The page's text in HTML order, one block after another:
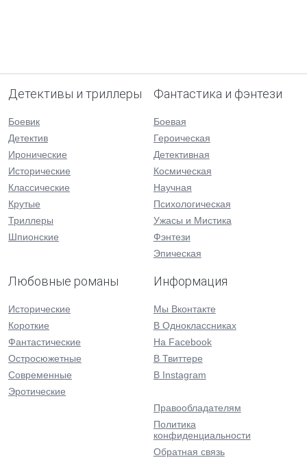
Детективы и триллеры
Боевик
Детектив
Иронические
Исторические
Классические
Крутые
Триллеры
Шпионские
Фантастика и фэнтези
Боевая
Героическая
Детективная
Космическая
Научная
Психологическая
Ужасы и Мистика
Фэнтези
Эпическая
Любовные романы
Исторические
Короткие
Фантастические
Остросюжетные
Современные
Эротические
Информация
Мы Вконтакте
В Одноклассниках
На Facebook
В Твиттере
В Instagram
Правообладателям
Политика
конфиденциальности
Обратная связь